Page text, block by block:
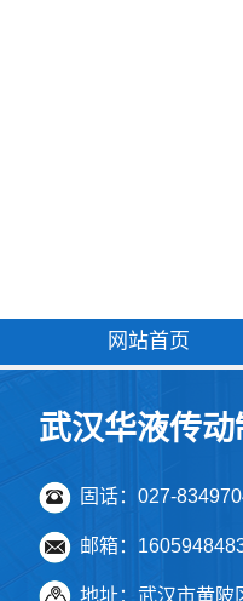
网站首页
武汉华液传动
固话：027-
邮箱：
地址：武汉市黄陂